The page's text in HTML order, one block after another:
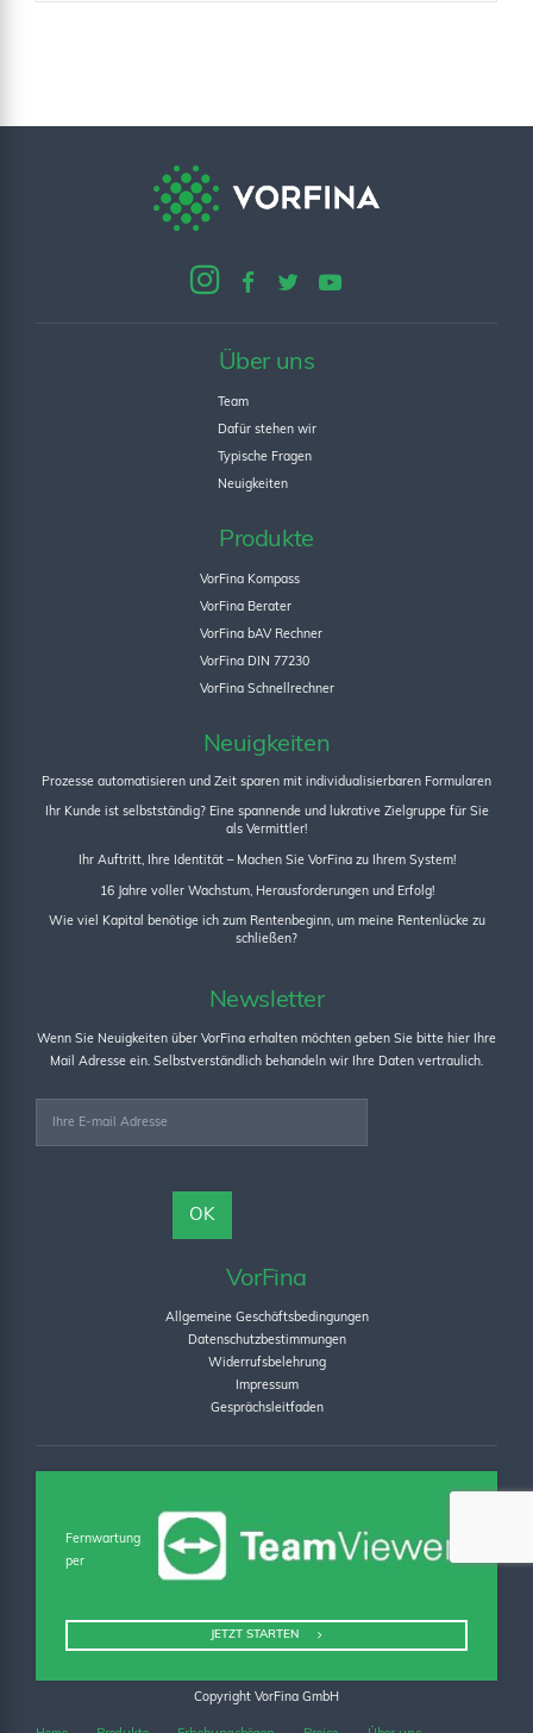
Über uns
Team
Dafür stehen wir
Typische Fragen
Neuigkeiten
Produkte
VorFina Kompass
VorFina Berater
VorFina bAV Rechner
VorFina DIN 77230
VorFina Schnellrechner
Neuigkeiten
Prozesse automatisieren und Zeit sparen mit individualisierbaren Formularen
Ihr Kunde ist selbstständig? Eine spannende und lukrative Zielgruppe für Sie
als Vermittler!
Ihr Auftritt, Ihre Identität – Machen Sie VorFina zu Ihrem System!
16 Jahre voller Wachstum, Herausforderungen und Erfolg!
Wie viel Kapital benötige ich zum Rentenbeginn, um meine Rentenlücke zu
schließen?
Newsletter
Wenn Sie Neuigkeiten über VorFina erhalten möchten geben Sie bitte hier Ihre
Mail Adresse ein. Selbstverständlich behandeln wir Ihre Daten vertraulich.
VorFina
Allgemeine Geschäftsbedingungen
Datenschutzbestimmungen
Widerrufsbelehrung
Impressum
Gesprächsleitfaden
Fernwartung
per
JETZT STARTEN
Copyright VorFina GmbH